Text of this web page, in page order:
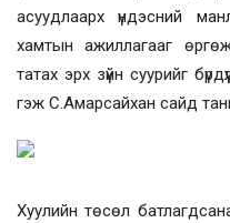
асуудлаарх үндэсний
хамтын ажиллагааг
татах эрх зүйн суурийг
гэж С.Амарсайхан сайд
Хуулийн төсөл